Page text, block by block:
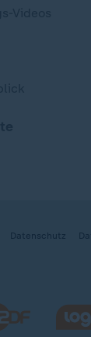
Datenschutz